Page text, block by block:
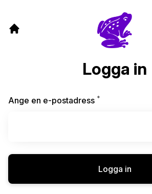
Logga in
Ange en e-postadress *
Logga in